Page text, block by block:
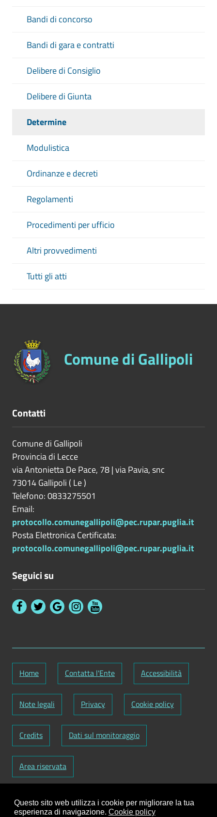
Questo sito web utilizza i cookie per migliorare la tua
esperienza di navigazione. Cookie policy
Bandi di concorso
Bandi di gara e contratti
Delibere di Consiglio
Delibere di Giunta
Determine
Modulistica
Ordinanze e decreti
Regolamenti
Procedimenti per ufficio
Altri provvedimenti
Tutti gli atti
Comune di Gallipoli
Contatti
Comune di Gallipoli
Provincia di Lecce
via Antonietta De Pace, 78 | via Pavia, snc
73014Gallipoli ( Le)
Telefono: 0833275501
Email:
protocollo.comunegallipoli@pec.rupar.puglia.it
Posta Elettronica Certificata:
protocollo.comunegallipoli@pec.rupar.puglia.it
Seguici su
Home Contatta l'Ente Accessibilità
Note legali Privacy Cookie policy
Credits Dati sul monitoraggio
Area riservata
Codice Fiscale: 82000090751-Partita IVA:
01129720759-Codice Fatturazione elettronica: